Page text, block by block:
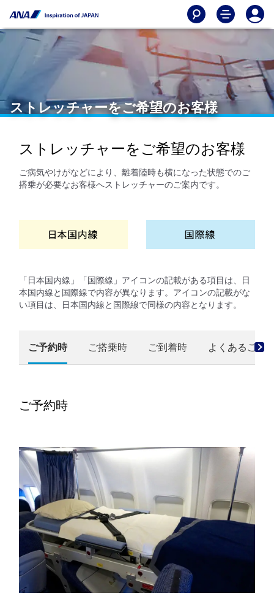
ストレッチャーをご希望のお客様
ストレッチャーをご希望のお客様
ご病気やけがなどにより、離着陸時も横になった状態でのご
搭乗が必要なお客様へストレッチャーのご案内です。
「日本国内線」「国際線」アイコンの記載がある項目は、日
本国内線と国際線で内容が異なります。アイコンの記載がな
い項目は、日本国内線と国際線で同様の内容となります。
ご予約時 ご搭乗時 ご到着時 よくあるご質
ご予約時